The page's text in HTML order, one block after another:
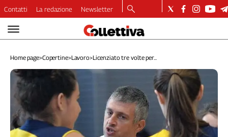
Video
Dirette
Longform
Copertine
Economia
Lavoro
Ambiente
Contatti La redazione Newsletter
Home page>Copertine>Lavoro>Licenziato tre volte per...